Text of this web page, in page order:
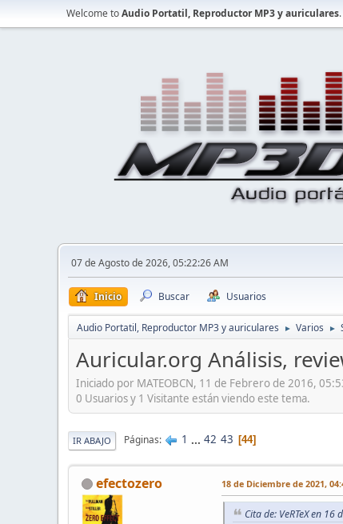
Welcome toAudio Portatil, Reproductor MP3 y auriculares.
07 de Agosto de 2026, 05:22:26 AM
Inicio Buscar Usuarios
Audio Portatil, Reproductor MP3 y auriculares ► Varios ►
Auricular.org Análisis,
Iniciado por MATEOBCN, 11 de Febrero de 2016,
0 Usuarios y 1 Visitante están viendo este tema.
IR ABAJO Páginas 1 ... 42 43 44
efectozero 18 de Diciembre de 2021,
Cita de: VeRTeX en